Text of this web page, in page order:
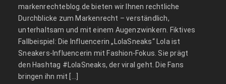
markenrechteblog.de bieten wir Ihnen rechtliche
Durchblicke zum Markenrecht – verständlich,
unterhaltsam und mit einem Augenzwinkern. Fiktives
Fallbeispiel: Die Influencerin „LolaSneaks“ Lola ist
Sneakers-Influencerin mit Fashion-Fokus. Sie prägt
den Hashtag #LolaSneaks, der viral geht. Die Fans
bringen ihn mit […]